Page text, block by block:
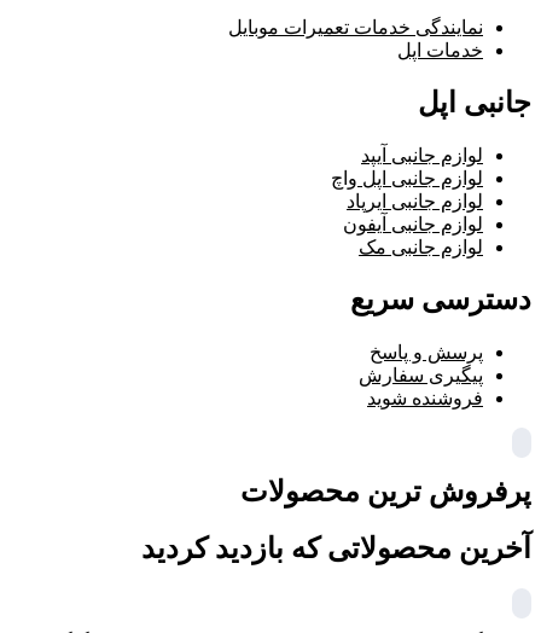
نمایندگی خدمات تعمیرات موبایل
خدمات اپل
جانبی اپل
لوازم جانبی آیپد
لوازم جانبی اپل واچ
لوازم جانبی ایرپاد
لوازم جانبی آیفون
لوازم جانبی مک
دسترسی سریع
پرسش و پاسخ
پیگیری سفارش
فروشنده شوید
پرفروش ترین محصولات
آخرین محصولاتی که بازدید کردید